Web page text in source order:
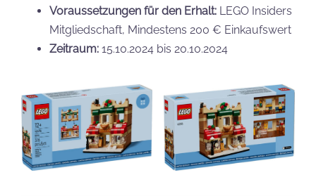
Voraussetzungen für den Erhalt: LEGO Insiders
Mitgliedschaft, Mindestens 200 € Einkaufswert
Zeitraum: 15.10.2024 bis 20.10.2024